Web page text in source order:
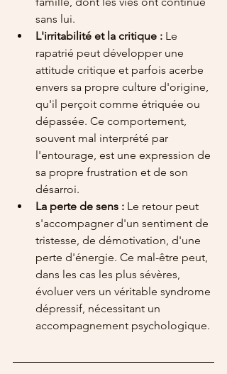
sans lui.
L'irritabilité et la critique : Le
rapatrié peut développer une
attitude critique et parfois acerbe
envers sa propre culture d'origine,
qu'il perçoit comme étriquée ou
dépassée. Ce comportement,
souvent mal interprété par
l'entourage, est une expression de
sa propre frustration et de son
désarroi.
La perte de sens : Le retour peut
s'accompagner d'un sentiment de
tristesse, de démotivation, d'une
perte d'énergie. Ce mal-être peut,
dans les cas les plus sévères,
évoluer vers un véritable syndrome
dépressif, nécessitant un
accompagnement psychologique.